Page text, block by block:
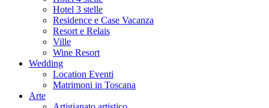
Hotel 3 stelle
Residence e Case Vacanza
Resort e Relais
Ville
Wine Resort
Wedding
Location Eventi
Matrimoni in Toscana
Arte